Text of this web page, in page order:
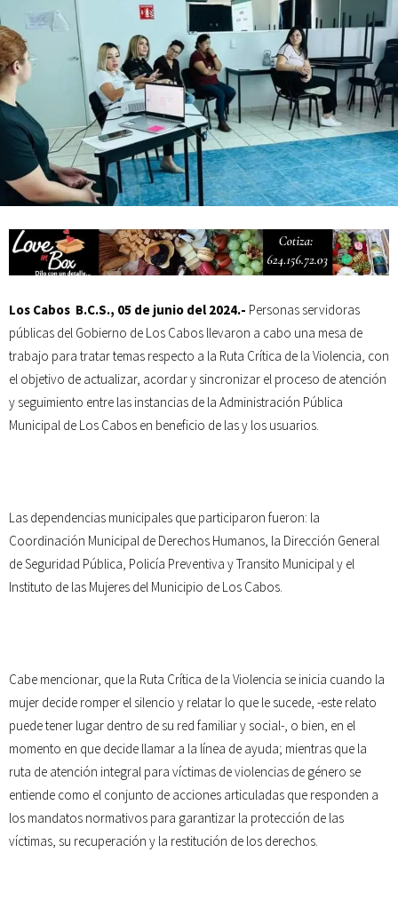
Mes Patrio
Atiende XV Ayuntamiento de Los Cabos planteamientos de Antorcha
Campesina
Los Cabos B.C.S., 05 de junio del 2024.- Personas servidoras
públicas del Gobierno de Los Cabos llevaron a cabo una mesa de
trabajo para tratar temas respecto a la Ruta Crítica de la Violencia, con
el objetivo de actualizar, acordar y sincronizar el proceso de atención
y seguimiento entre las instancias de la Administración Pública
Municipal de Los Cabos en beneficio de las y los usuarios.
Las dependencias municipales que participaron fueron: la
Coordinación Municipal de Derechos Humanos, la Dirección General
de Seguridad Pública, Policía Preventiva y Transito Municipal y el
Instituto de las Mujeres del Municipio de Los Cabos.
Cabe mencionar, que la Ruta Crítica de la Violencia se inicia cuando la
mujer decide romper el silencio y relatar lo que le sucede, -este relato
puede tener lugar dentro de su red familiar y social-, o bien, en el
momento en que decide llamar a la línea de ayuda; mientras que la
ruta de atención integral para víctimas de violencias de género se
entiende como el conjunto de acciones articuladas que responden a
los mandatos normativos para garantizar la protección de las
víctimas, su recuperación y la restitución de los derechos.